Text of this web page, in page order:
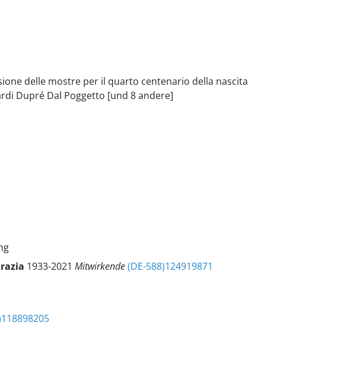
delle mostre per il quarto centenario della nascita
Dupré Dal Poggetto [und 8 andere]
1933-2021 Mitwirkende(DE-588)124919871